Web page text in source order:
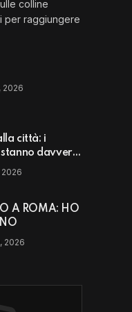
colline
per raggiungere
2026
città: i
davvero
da un luogo
modello di vita?
A ROMA: HO
2026